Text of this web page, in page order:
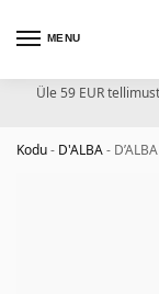
MENU
Üle 59 EUR
Kodu- D'ALBA-